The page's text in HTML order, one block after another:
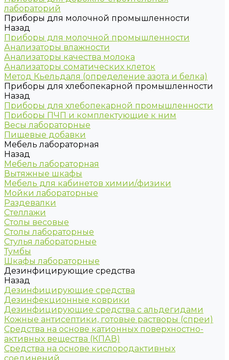
лабораторий
Приборы для молочной промышленности
Назад
Приборы для молочной промышленности
Анализаторы влажности
Анализаторы качества молока
Анализаторы соматических клеток
Метод Кьельдаля (определение азота и белка)
Приборы для хлебопекарной промышленности
Назад
Приборы для хлебопекарной промышленности
Приборы ПЧП и комплектующие к ним
Весы лабораторные
Пищевые добавки
Мебель лабораторная
Назад
Мебель лабораторная
Вытяжные шкафы
Мебель для кабинетов химии/физики
Мойки лабораторные
Раздевалки
Стеллажи
Столы весовые
Столы лабораторные
Стулья лабораторные
Тумбы
Шкафы лабораторные
Дезинфицирующие средства
Назад
Дезинфицирующие средства
Дезинфекционные коврики
Дезинфицирующие средства с альдегидами
Кожные антисептики, готовые растворы (спреи)
Средства на основе катионных поверхностно-
активных вещества (КПАВ)
Средства на основе кислородактивных